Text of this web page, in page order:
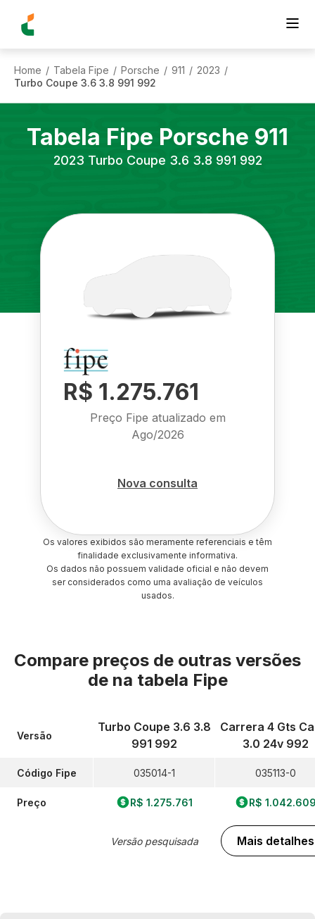
Home / Tabela Fipe / Porsche / 911 / 2023 /
Turbo Coupe 3.6 3.8 991 992
Tabela Fipe Porsche 911
2023 Turbo Coupe 3.6 3.8 991 992
R$ 1.275.761
Preço Fipe atualizado em
Ago/2026
Nova consulta
Os valores exibidos são meramente referenciais e têm
finalidade exclusivamente informativa.
Os dados não possuem validade oficial e não devem
ser considerados como uma avaliação de veículos
usados.
Compare preços de outras versões
de na tabela Fipe
Versão
Código Fipe
Preço
Turbo Coupe 3.6 3.8
991 992
035014-1
R$ 1.275.761
Versão pesquisada
Carrera 4 Gts
3.0 24v 992
035113-0
R$
Mais detalhes